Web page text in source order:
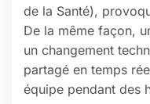
de la Santé),
De la même façon,
un changement
partagé en temps
équipe pendant des